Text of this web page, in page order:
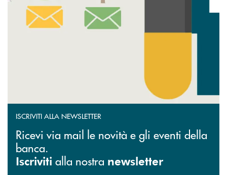
ISCRIVITI ALLA NEWSLETTER
Ricevi via mail le novità e gli eventi della
banca.
Iscriviti alla nostra newsletter